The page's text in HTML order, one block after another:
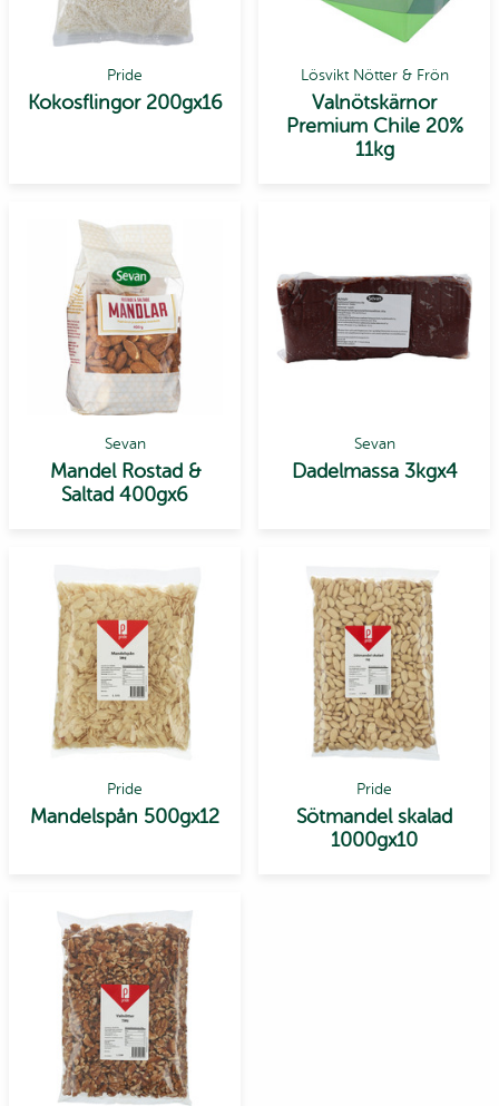
Pride
Kokosflingor 200gx16
Lösvikt Nötter & Frön
Valnötskärnor
Premium Chile 20%
11kg
Sevan
Mandel Rostad &
Saltad 400gx6
Sevan
Dadelmassa 3kgx4
Pride
Mandelspån 500gx12
Pride
Sötmandel skalad
1000gx10